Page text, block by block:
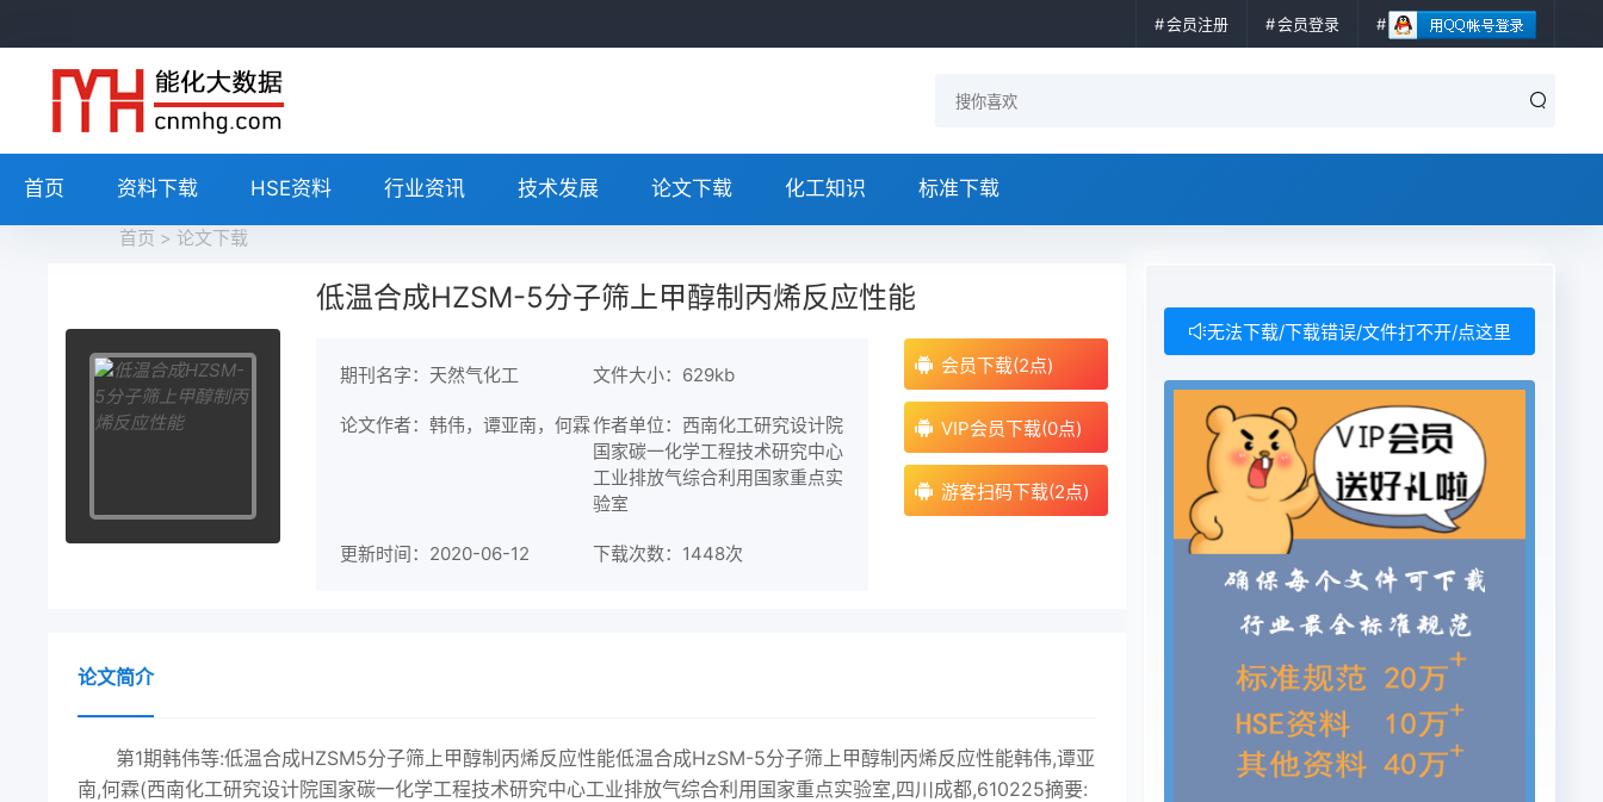
会员注册 会员登录
首页 资料下载 HSE资料 行业资讯 技术发展 论文下载 化工知识 标准下载
首页 > 论文下载
低温合成HZSM-5分子筛上甲醇制丙烯反应性能
期刊名字：天然气化工 文件大小：629kb
论文作者：韩伟，谭亚南，何霖作者单位：西南化工研究设计院
国家碳一化学工程技术研究中心
工业排放气综合利用国家重点实
验室
更新时间：2020-06-12 下载次数： 1448次
会员下载(2点)
VIP会员下载(0点)
游客扫码下载(2点)
论文简介
第1期韩伟等:低温合成HZSM5分子筛上甲醇制丙烯反应性能低温合成HzSM-5分子筛上甲醇制丙烯反应性能韩伟,谭亚
南,何霖(西南化工研究设计院国家碳一化学工程技术研究中心工业排放气综合利用国家重点实验室,四川成都,610225摘要:
无法下载/下载错误/文件打不开/点这里